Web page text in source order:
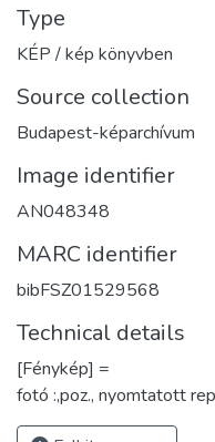
Type
KÉP / kép könyvben
Source collection
Budapest-képarchívum
Image identifier
AN048348
MARC identifier
bibFSZ01529568
Technical details
[Fénykép] =
fotó :,poz., nyomtatott